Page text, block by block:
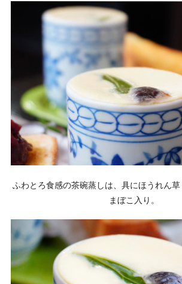
ふわとろ食感の茶碗蒸しは、具にほうれん
まぼこ入り。